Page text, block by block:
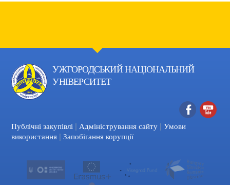
УЖГОРОДСЬКИЙ НАЦІОНАЛЬНИЙ
УНІВЕРСИТЕТ
Facebook
Публічні закупівлі | Адміністрування сайту | Умови
використання | Запобігання корупції